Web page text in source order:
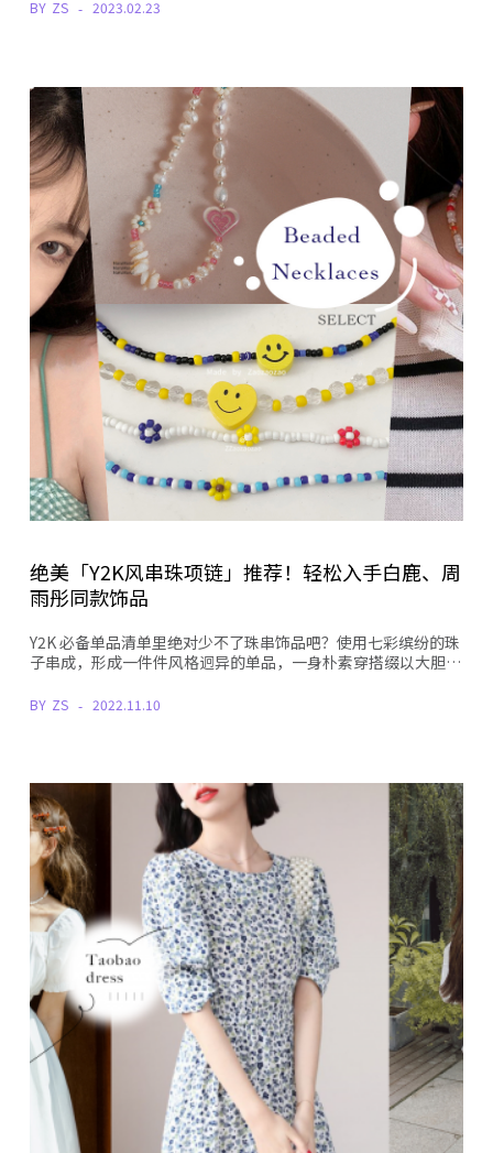
BY ZS 2023.02.23
绝美「Y2K风串珠项链」推荐！轻松入手白鹿、周
雨彤同款饰品
Y2K 必备单品清单里绝对少不了珠串饰品吧？使用七彩缤纷的珠
子串成，形成一件件风格迥异的单品，一身朴素穿搭缀以大胆…
BY ZS 2022.11.10